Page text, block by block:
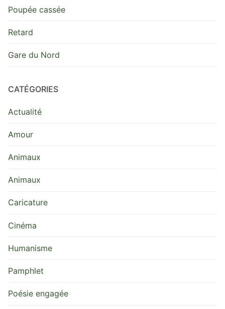
Poupée cassée
Retard
Gare du Nord
CATÉGORIES
Actualité
Amour
Animaux
Animaux
Caricature
Cinéma
Humanisme
Pamphlet
Poésie engagée